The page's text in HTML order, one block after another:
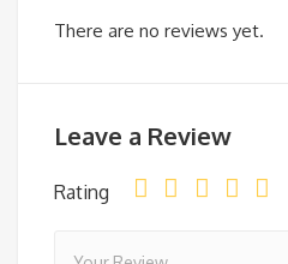
There are no reviews yet.
Leave a Review
Rating